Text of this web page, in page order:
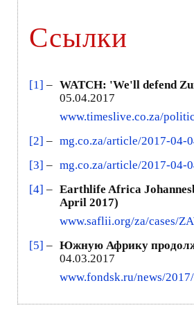
Ссылки
[1] – WATCH: 'We'll defend
05.04.2017
www.timeslive.co.za/
[2] – mg.co.za/article/2017-04-
[3] – mg.co.za/article/2017-04-
[4] – Earthlife Africa
April 2017)
www.saflii.org/za/cases/
[5] – Южную Африку
04.03.2017
www.fondsk.ru/news/